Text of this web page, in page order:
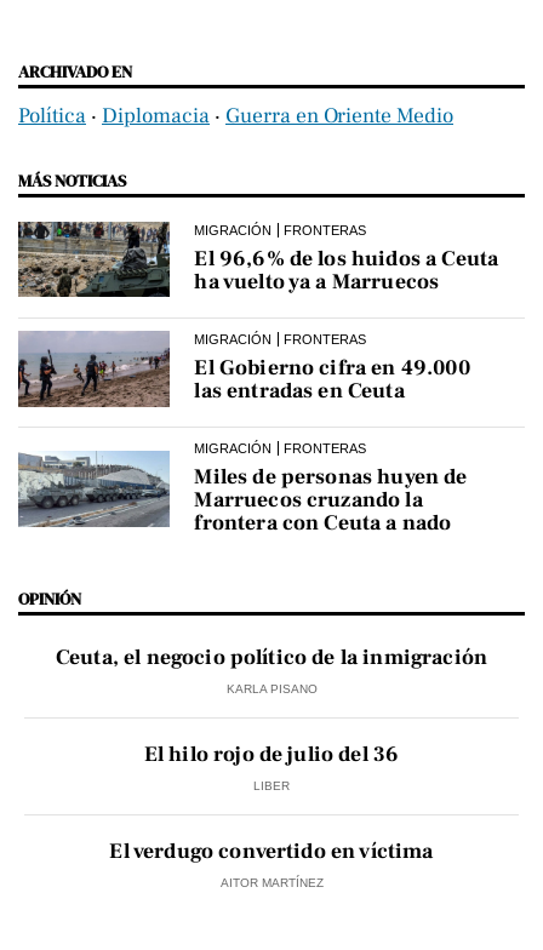
ARCHIVADO EN
Política ‧ Diplomacia ‧ Guerra en Oriente Medio
MÁS NOTICIAS
MIGRACIÓN FRONTERAS
El 96,6% de los huidos a Ceuta
ha vuelto ya a Marruecos
MIGRACIÓN FRONTERAS
El Gobierno cifra en 49.000
las entradas en Ceuta
MIGRACIÓN FRONTERAS
Miles de personas huyen de
Marruecos cruzando la
frontera con Ceuta a nado
OPINIÓN
Ceuta, el negocio político de la inmigración
KARLA PISANO
El hilo rojo de julio del 36
LIBER
El verdugo convertido en víctima
AITOR MARTÍNEZ